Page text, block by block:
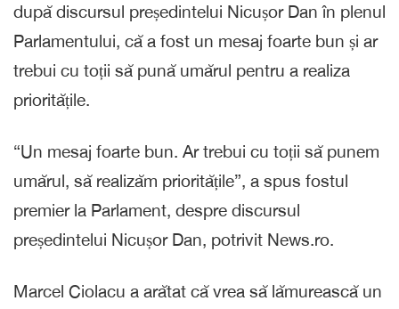
după discursul președintelui Nicușor Dan în plenul
Parlamentului, că a fost un mesaj foarte bun și ar
trebui cu toții să pună umărul pentru a realiza
prioritățile.
“Un mesaj foarte bun. Ar trebui cu toții să punem
umărul, să realizăm prioritățile”, a spus fostul
premier la Parlament, despre discursul
președintelui Nicușor Dan, potrivit News.ro.
Marcel Ciolacu a arătat că vrea să lămurească un